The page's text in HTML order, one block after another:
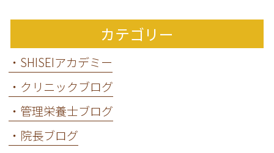
カテゴリー
・SHISEIアカデミー
・クリニックブログ
・管理栄養士ブログ
・院長ブログ